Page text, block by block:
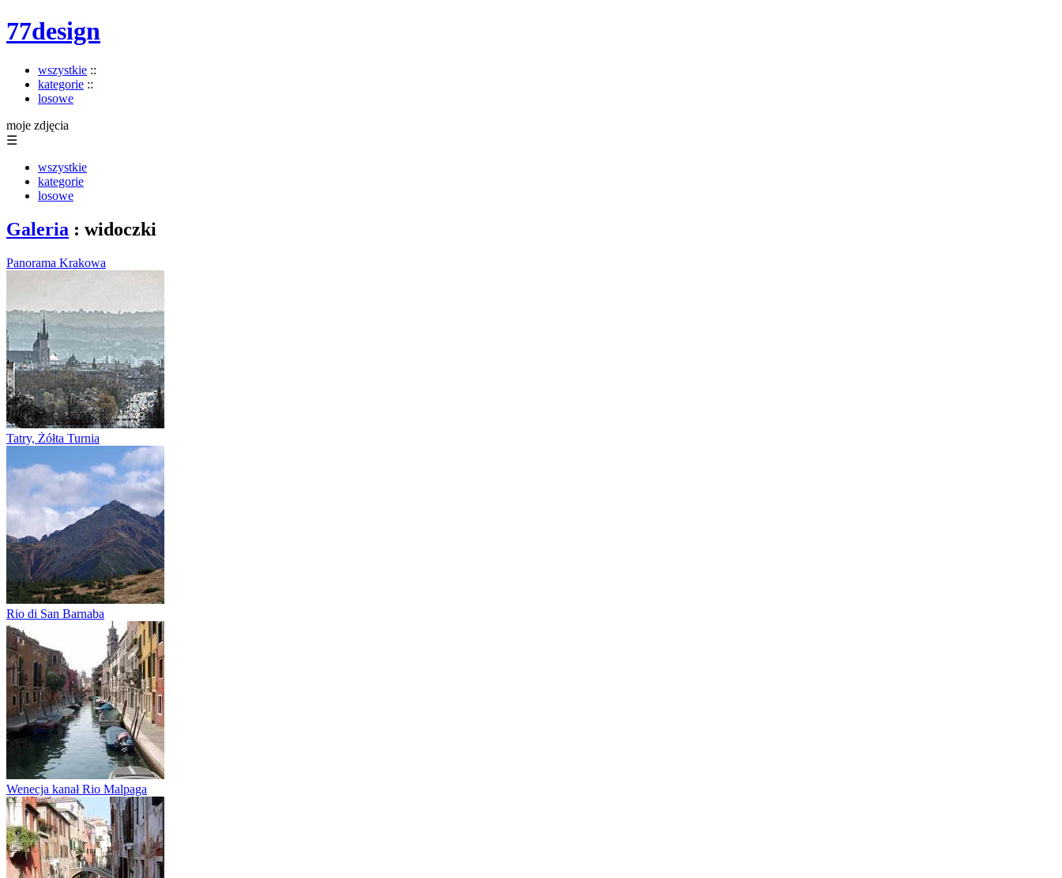
77design
wszystkie ::
kategorie ::
losowe
moje zdjęcia
☰
wszystkie
kategorie
losowe
Galeria : widoczki
Panorama Krakowa
Tatry, Żółta Turnia
Rio di San Barnaba
Wenecja kanał Rio Malpaga